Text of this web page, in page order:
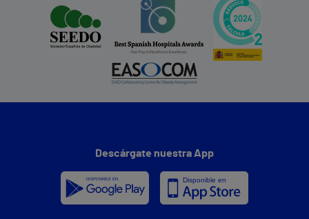
Descárgate nuestra App